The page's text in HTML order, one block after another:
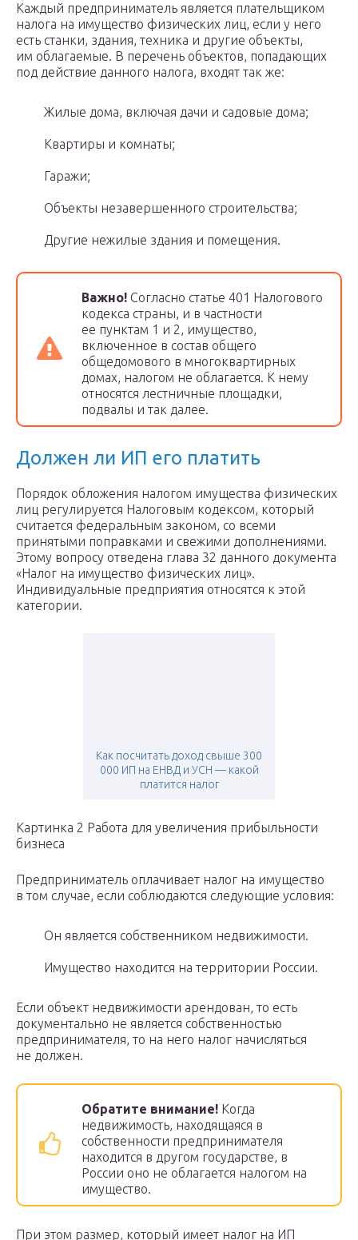
Каждый предприниматель является плательщиком
налога на имущество физических лиц, если у него
есть станки, здания, техника и другие объекты,
им облагаемые. В перечень объектов, попадающих
под действие данного налога, входят так же:
Жилые дома, включая дачи и садовые дома;
Квартиры и комнаты;
Гаражи;
Объекты незавершенного строительства;
Другие нежилые здания и помещения.
Важно! Согласно статье 401 Налогового
кодекса страны, и в частности
ее пунктам 1 и 2, имущество,
включенное в состав общего
общедомового в многоквартирных
домах, налогом не облагается. К нему
относятся лестничные площадки,
подвалы и так далее.
Должен ли ИП его платить
Порядок обложения налогом имущества физических
лиц регулируется Налоговым кодексом, который
считается федеральным законом, со всеми
принятыми поправками и свежими дополнениями.
Этому вопросу отведена глава 32 данного документа
«Налог на имущество физических лиц».
Индивидуальные предприятия относятся к этой
категории.
Как посчитать доход свыше 300
000 ИП на ЕНВД и УСН — какой
платится налог
Картинка 2 Работа для увеличения прибыльности
бизнеса
Предприниматель оплачивает налог на имущество
в том случае, если соблюдаются следующие условия:
Он является собственником недвижимости.
Имущество находится на территории России.
Если объект недвижимости арендован, то есть
документально не является собственностью
предпринимателя, то на него налог начисляться
не должен.
Обратите внимание! Когда
недвижимость, находящаяся в
собственности предпринимателя
находится в другом государстве, в
России оно не облагается налогом на
имущество.
При этом размер, который имеет налог на ИП